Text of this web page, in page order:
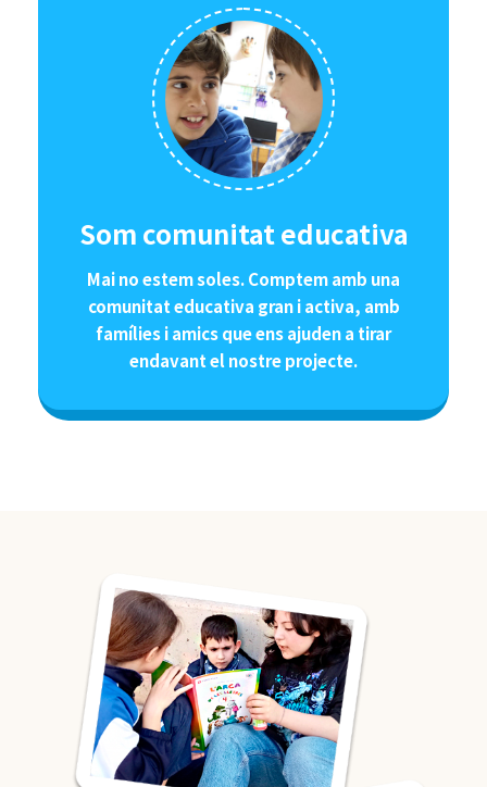
Som comunitat educativa
Mai no estem soles. Comptem amb una
comunitat educativa gran i activa, amb
famílies i amics que ens ajuden a tirar
endavant el nostre projecte.